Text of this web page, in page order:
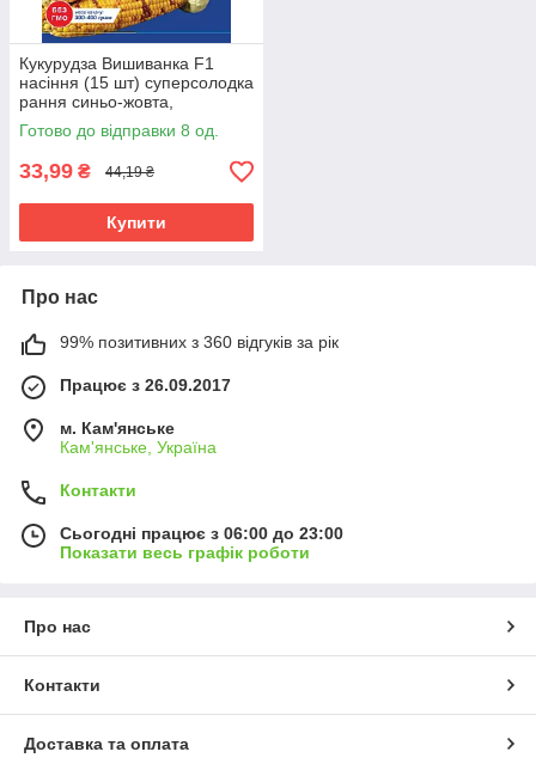
Кукурудза Вишиванка F1
насіння (15 шт) суперсолодка
рання синьо-жовта,
Professional, TM GL Seeds
Готово до відправки 8 од.
33,99 ₴ 44,19 ₴
Купити
Про нас
99% позитивних з 360 відгуків за рік
Працює з 26.09.2017
м. Кам'янське
Кам'янське, Україна
Контакти
Сьогодні працює з 06:00 до 23:00
Показати весь графік роботи
Про нас
Контакти
Доставка та оплата